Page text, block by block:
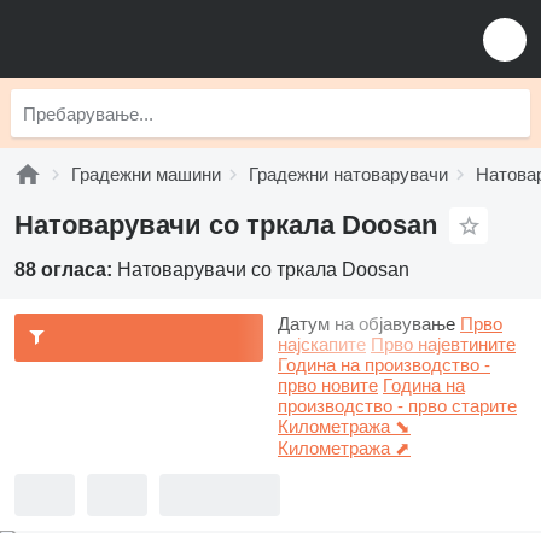
Градежни машини Градежни натоварувачи
Натоварувачи со тркала Doosan
88 огласа: Натоварувачи со тркала Doosan
Датум на објавување Прво
најскапите Прво најевтините
Година на производство -
прво новите Година на
производство - прво старите
Километража ⬊
Километража ⬈